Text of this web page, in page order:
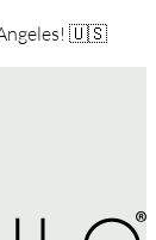
Angeles! 🇺🇸